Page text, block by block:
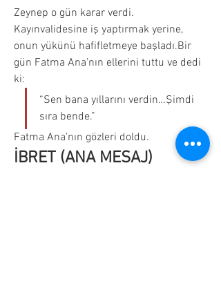
Zeynep o gün karar verdi.
Kayınvalidesine iş yaptırmak yerine,
onun yükünü hafifletmeye başladı.Bir
gün Fatma Ana’nın ellerini tuttu ve dedi
ki:
“Sen bana yıllarını verdin…Şimdi
sıra bende.”
Fatma Ana’nın gözleri doldu.
İBRET (ANA MESAJ)